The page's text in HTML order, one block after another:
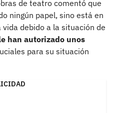
de teatro comentó que
ningún papel, sino está en
debido a la situación de
han autorizado unos
para su situación